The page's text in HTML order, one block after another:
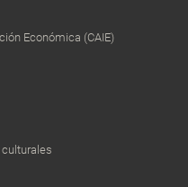
Económica (CAIE)